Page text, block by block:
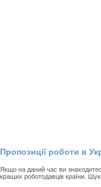
Пропозиції роботи в
Якщо на даний час ви
кращих роботодавців країни.